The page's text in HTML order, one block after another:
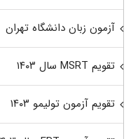
آزمون زبان دانشگاه تهران
تقویم MSRT سال ۱۴۰۳
تقویم آزمون تولیمو ۱۴۰۳